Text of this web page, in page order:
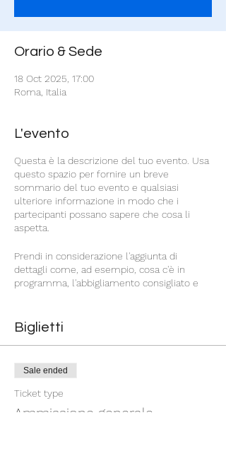
Orario & Sede
18 Oct 2025, 17:00
Roma, Italia
L'evento
Questa è la descrizione del tuo evento. Usa
questo spazio per fornire un breve
sommario del tuo evento e qualsiasi
ulteriore informazione in modo che i
partecipanti possano sapere che cosa li
aspetta.
Prendi in considerazione l'aggiunta di
dettagli come, ad esempio, cosa c'è in
programma, l'abbigliamento consigliato e
saranno presenti all'evento, questa è
un'ottima opportunità per descrivere gli
biografia. Se l'evento è concepito per
un'audience specifica, assicurati di farlo noto
qui.
Biglietti
Sale ended
Ticket type
Ammissione generale